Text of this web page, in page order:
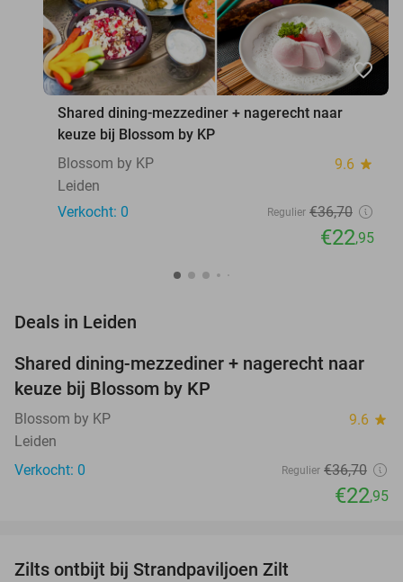
favorite_border
Shared dining-mezzediner + nagerecht naar
keuze bij Blossom by KP
Blossom by KP
9.6 star
Leiden
Verkocht: 0
Regulier €36,70
€22,95
Deals in Leiden
37%
TODAY
Shared dining-mezzediner + nagerecht naar
keuze bij Blossom by KP
Blossom by KP 9.6 star
Leiden
Verkocht: 0
Regulier €36,70
€22,95
Zilts ontbijt bij Strandpaviljoen Zilt